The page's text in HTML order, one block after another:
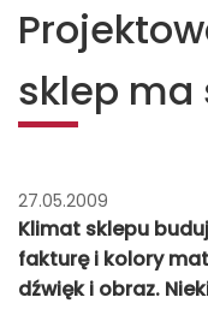
sklep ma
27.05.2009
Klimat sklepu
fakturę i kolory
dźwięk i obraz.